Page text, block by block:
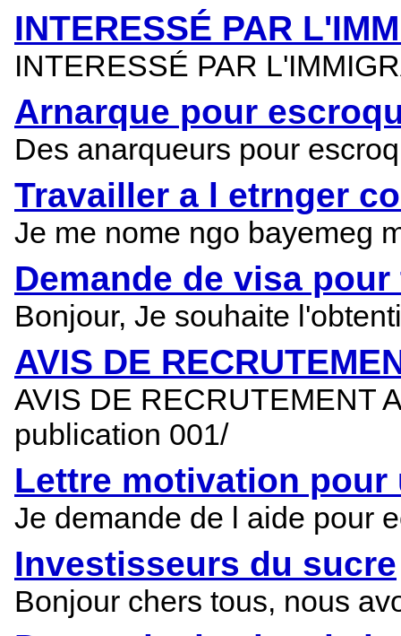
INTERESSÉ PAR
INTERESSÉ PAR
Arnarque pour
Des anarqueurs pour
Travailler a l etrnger
Je me nome ngo bayemeg
Demande de visa
Bonjour, Je souhaite
AVIS DE
AVIS DE RECRUTEMENT
publication 001/
Lettre motivation
Je demande de l aide pour
Investisseurs du sucre
Bonjour chers tous, nous